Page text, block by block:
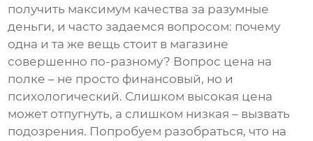
получить максимум качества за разумные
деньги, и часто задаемся вопросом: почему
одна и та же вещь стоит в магазине
совершенно по-разному? Вопрос цена на
полке – не просто финансовый, но и
психологический. Слишком высокая цена
может отпугнуть, а слишком низкая – вызвать
подозрения. Попробуем разобраться, что на